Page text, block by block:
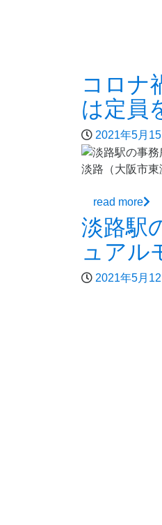
コロナ
は定員
2021年5月15
淡路（大阪市
read more
淡路駅
ュアル
2021年5月12